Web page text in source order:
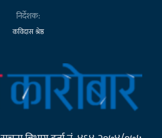
निर्देशक:
कविदास श्रेष्ठ